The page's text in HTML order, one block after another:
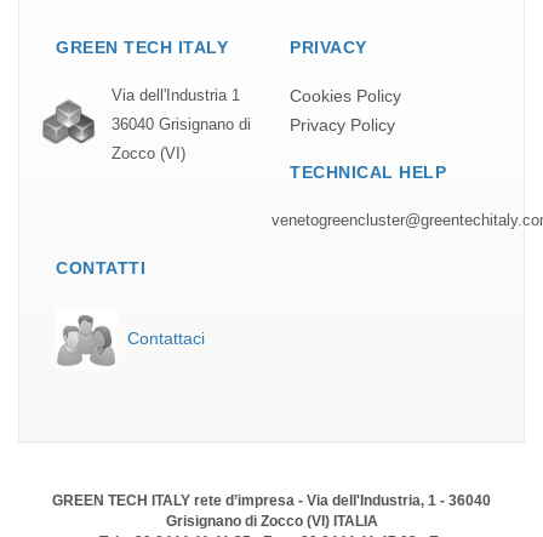
GREEN TECH ITALY
Via dell'Industria 1
36040 Grisignano di
Zocco (VI)
PRIVACY
Cookies Policy
Privacy Policy
TECHNICAL HELP
CONTATTI
Contattaci
GREEN TECH ITALY rete d’impresa - Via dell'Industria, 1 - 36040
Grisignano di Zocco (VI) ITALIA